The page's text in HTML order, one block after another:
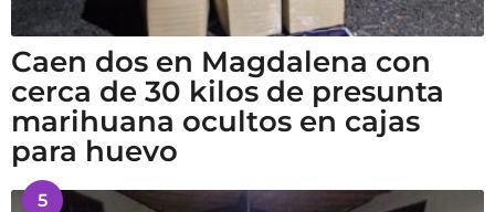
Caen dos en Magdalena con
cerca de 30 kilos de presunta
marihuana ocultos en cajas
para huevo
5